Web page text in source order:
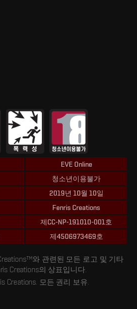
EVE Online
청소년이용불가
2019년 10월 10일
Fenris Creations
제CC-NP-191010-001호
제4506973469호
와 관련된 모든 로고 및 기타
Creations의 상표입니다.
Creations. 모든 권리 보유.